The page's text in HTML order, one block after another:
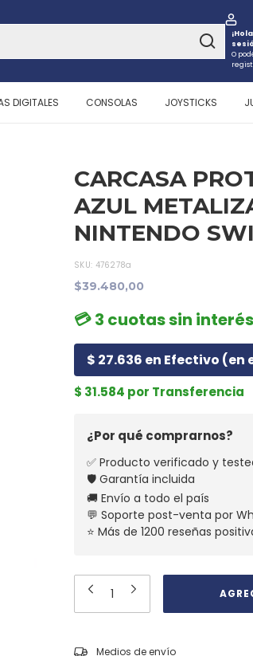
O
DIGITALES CONSOLAS JOYSTICKS
CARCASA
AZUL
NINTENDO
SKU: 476278a
$39.480,00
💳 3 cuotas sin interés
$ 27.636 en Efectivo (en
$ 31.584 por Transferencia
¿Por qué comprarnos?
✅ Producto verificado y
🛡️ Garantía incluida
🚚 Envío a todo el país
💬 Soporte post-venta por
⭐ Más de 1200 reseñas
Entregas para el CP:
Medios de envío